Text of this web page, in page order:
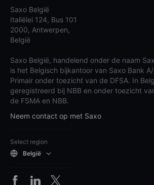
Saxo België
Italiëlei 124, Bus 101
2000, Antwerpen,
België
Saxo België, handelend onder de naam
is het Belgisch bijkantoor van Saxo Bank
Primair onder toezicht van de DFSA. In
geregistreerd bij NBB en onder toezicht
de FSMA en NBB.
Neem contact op met Saxo
Select region
België